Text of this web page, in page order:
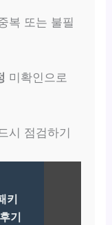
복 또는 불필
미확인으로
시 점검하기
키
기